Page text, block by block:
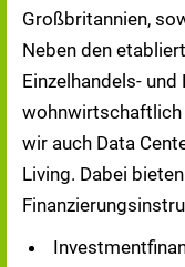
Großbritannien,
Neben den
Einzelhandels-
wohnwirtschaftlich
wir auch Data
Living. Dabei